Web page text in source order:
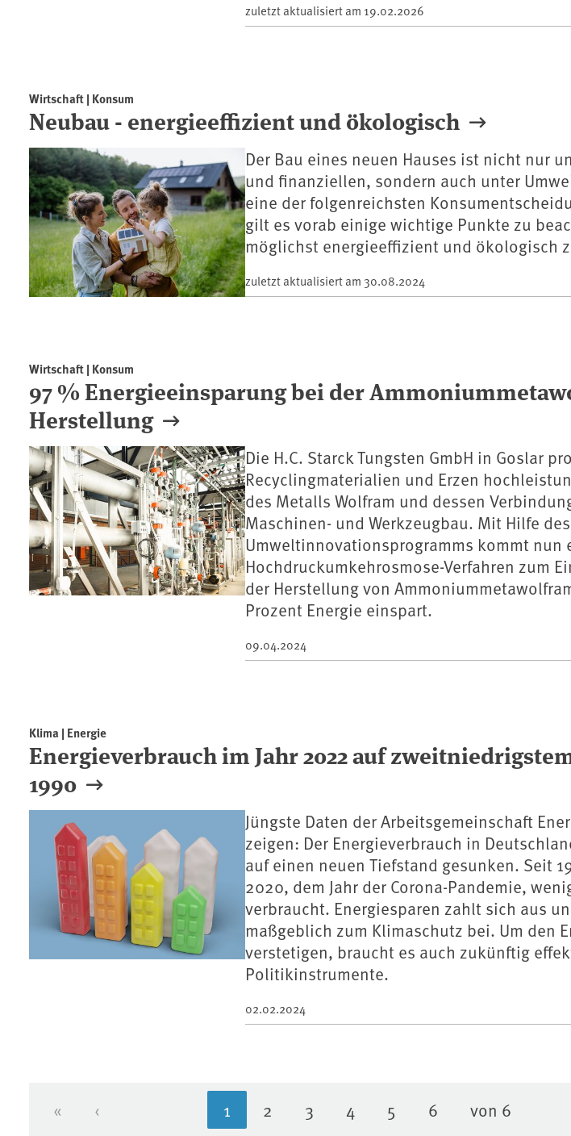
zuletzt aktualisiert am 19.02.2026
Wirtschaft | Konsum
Neubau - energieeffizient und ökologisch
Der Bau eines neuen Hauses ist nicht nur
und finanziellen, sondern auch unter
eine der folgenreichsten
gilt es vorab einige wichtige Punkte zu
möglichst energieeffizient und ökologisch
zuletzt aktualisiert am 30.08.2024
Wirtschaft | Konsum
97 % Energieeinsparung bei der
Herstellung
Die H.C. Starck Tungsten GmbH in Goslar
Recyclingmaterialien und Erzen
des Metalls Wolfram und dessen
Maschinen- und Werkzeugbau. Mit Hilfe des
Umweltinnovationsprogramms kommt nun
Hochdruckumkehrosmose-Verfahren zum
der Herstellung von
Prozent Energie einspart.
09.04.2024
Klima | Energie
Energieverbrauch im Jahr 2022 auf
1990
Jüngste Daten der Arbeitsgemeinschaft
zeigen: Der Energieverbrauch in
auf einen neuen Tiefstand gesunken. Seit
2020, dem Jahr der Corona-Pandemie,
verbraucht. Energiesparen zahlt sich aus
maßgeblich zum Klimaschutz bei. Um den
verstetigen, braucht es auch zukünftig
Politikinstrumente.
02.02.2024
Erste Seite
« Vorherige Seite
‹ Aktuelle Seite
1 Seite
2 Seite
3 Seite
4 Seite
5 Seite
6 von 6